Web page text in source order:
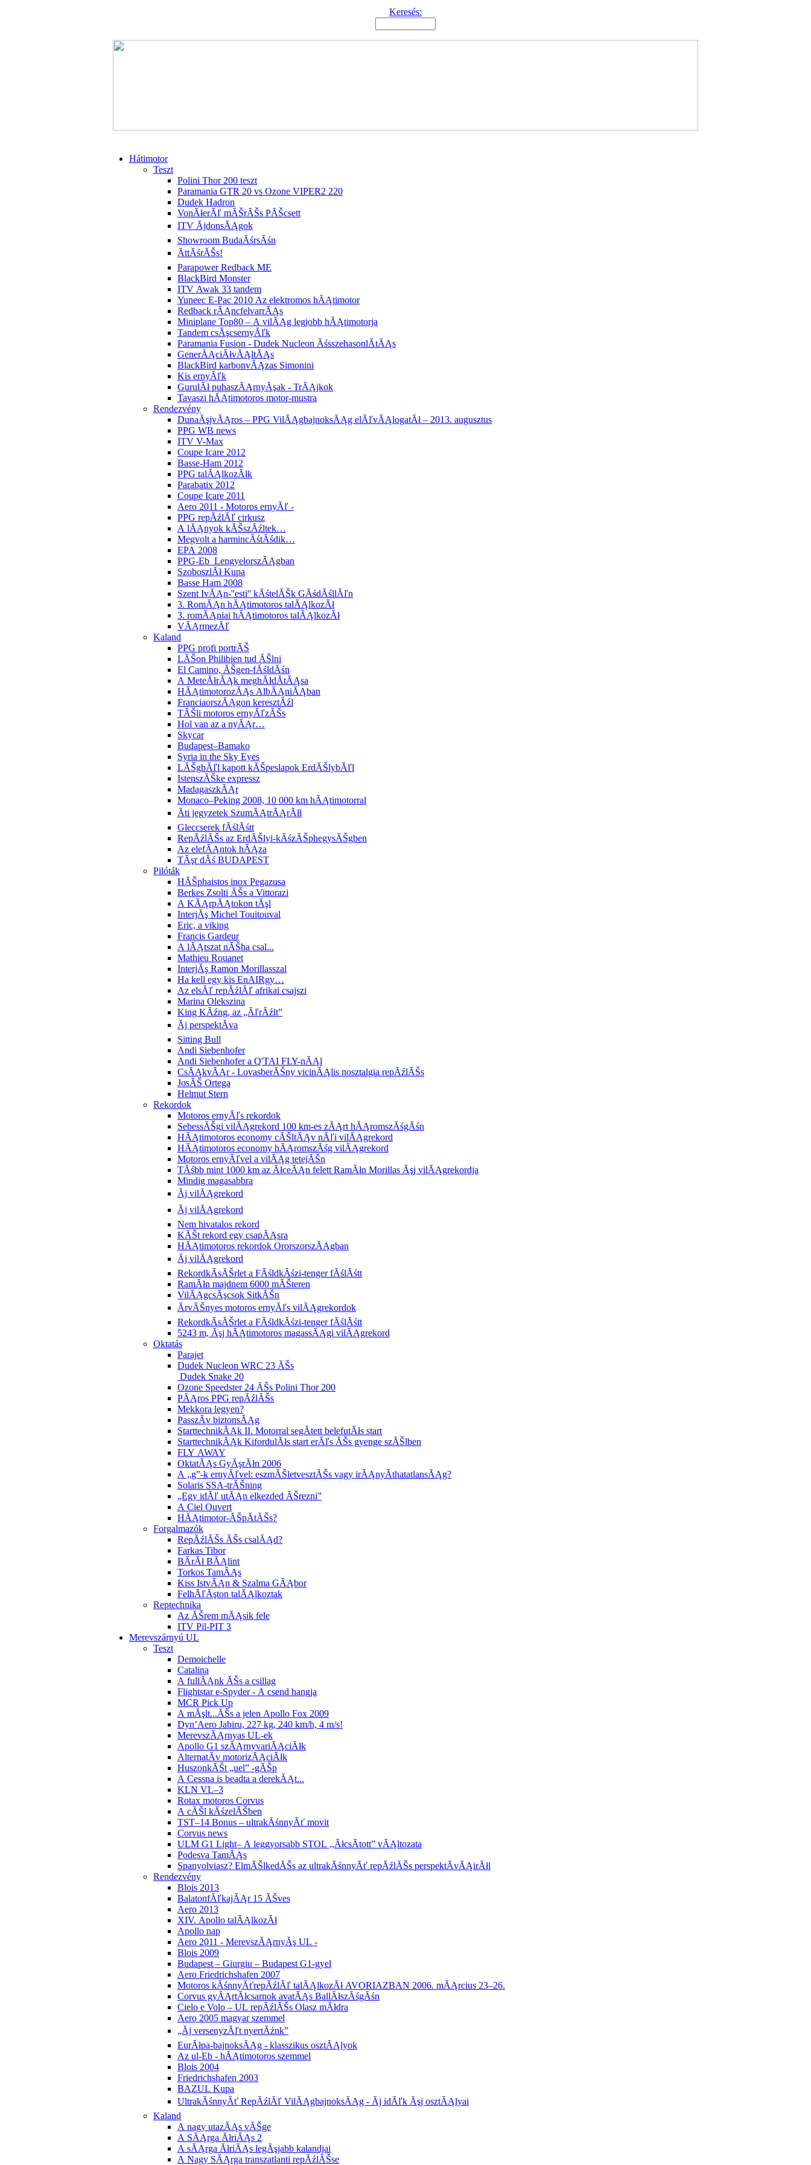
Keresés:
Hátimotor
Teszt
Polini Thor 200 teszt
Paramania GTR 20 vs Ozone VIPER2 220
Dudek Hadron
VonĂłerĂľ mĂŠrĂŠs PĂŠcsett
ITV ĂjdonsĂĄgok
Showroom BudaĂśrsĂśn
ĂttĂśrĂŠs!
Parapower Redback ME
BlackBird Monster
ITV Awak 33 tandem
Yuneec E-Pac 2010 Az elektromos hĂĄtimotor
Redback rĂĄncfelvarrĂĄs
Miniplane Top80 – A vilĂĄg legjobb hĂĄtimotorja
Tandem csĂşcsernyĂľk
Paramania Fusion - Dudek Nucleon ĂśsszehasonlĂ­tĂĄs
GenerĂĄciĂłvĂĄltĂĄs
BlackBird karbonvĂĄzas Simonini
Kis ernyĂľk
GurulĂł puhaszĂĄrnyĂşak - TrĂĄjkok
Tavaszi hĂĄtimotoros motor-mustra
Rendezvény
DunaĂşjvĂĄros – PPG VilĂĄgbajnoksĂĄg elĂľvĂĄlogatĂł – 2013. augusztus
PPG WB news
ITV V-Max
Coupe Icare 2012
Basse-Ham 2012
PPG talĂĄlkozĂłk
Parabatix 2012
Coupe Icare 2011
Aero 2011 - Motoros ernyĂľ -
PPG repĂźlĂľ cirkusz
A lĂĄnyok kĂŠszĂźltek…
Megvolt a harmincĂśtĂśdik…
EPA 2008
PPG-Eb LengyelorszĂĄgban
SzoboszlĂł Kupa
Basse Ham 2008
Szent IvĂĄn-''esti'' kĂśtelĂŠk GĂśdĂśllĂľn
3. RomĂĄn hĂĄtimotoros talĂĄlkozĂł
3. romĂĄniai hĂĄtimotoros talĂĄlkozĂł
VĂĄrmezĂľ
Kaland
PPG profi portrĂŠ
LĂŠon Philibien tud ĂŠlni
El Camino, ĂŠgen-fĂśldĂśn
A MeteĂłrĂĄk meghĂłdĂ­tĂĄsa
HĂĄtimotorozĂĄs AlbĂĄniĂĄban
FranciaorszĂĄgon keresztĂźl
TĂŠli motoros ernyĂľzĂŠs
Hol van az a nyĂĄr…
Skycar
Budapest–Bamako
Syria in the Sky Eyes
LĂŠgbĂľl kapott kĂŠpeslapok ErdĂŠlybĂľl
IstenszĂŠke expressz
MadagaszkĂĄr
Monaco–Peking 2008, 10 000 km hĂĄtimotorral
Ăti jegyzetek SzumĂĄtrĂĄrĂłl
Gleccserek fĂślĂśtt
RepĂźlĂŠs az ErdĂŠlyi-kĂśzĂŠphegysĂŠgben
Az elefĂĄntok hĂĄza
TĂşr dĂś BUDAPEST
Pilóták
HĂŠphaistos inox Pegazusa
Berkes Zsolti ĂŠs a Vittorazi
A KĂĄrpĂĄtokon tĂşl
InterjĂş Michel Touitouval
Eric, a viking
Francis Gardeur
A lĂĄtszat nĂŠha csal...
Mathieu Rouanet
InterjĂş Ramon Morillasszal
Ha kell egy kis EnAIRgy…
Az elsĂľ repĂźlĂľ afrikai csajszi
Marina Olekszina
King KĂźng, az „ĂľrĂźlt”
Ăj perspektĂ­va
Sitting Bull
Andi Siebenhofer
Andi Siebenhofer a Q'TAI FLY-nĂĄl
CsĂĄkvĂĄr - LovasberĂŠny vicinĂĄlis nosztalgia repĂźlĂŠs
JosĂŠ Ortega
Helmut Stern
Rekordok
Motoros ernyĂľs rekordok
SebessĂŠgi vilĂĄgrekord 100 km-es zĂĄrt hĂĄromszĂśgĂśn
HĂĄtimotoros economy cĂŠltĂĄv nĂľi vilĂĄgrekord
HĂĄtimotoros economy hĂĄromszĂśg vilĂĄgrekord
Motoros ernyĂľvel a vilĂĄg tetejĂŠn
TĂśbb mint 1000 km az ĂłceĂĄn felett RamĂłn Morillas Ăşj vilĂĄgrekordja
Mindig magasabbra
Ăj vilĂĄgrekord
Ăj vilĂĄgrekord
Nem hivatalos rekord
KĂŠt rekord egy csapĂĄsra
HĂĄtimotoros rekordok OrorszorszĂĄgban
Ăj vilĂĄgrekord
RekordkĂ­sĂŠrlet a FĂśldkĂśzi-tenger fĂślĂśtt
RamĂłn majdnem 6000 mĂŠteren
VilĂĄgcsĂşcsok SitkĂŠn
ĂrvĂŠnyes motoros ernyĂľs vilĂĄgrekordok
RekordkĂ­sĂŠrlet a FĂśldkĂśzi-tenger fĂślĂśtt
5243 m, Ăşj hĂĄtimotoros magassĂĄgi vilĂĄgrekord
Oktatás
Parajet
Dudek Nucleon WRC 23 ĂŠs
Dudek Snake 20
Ozone Speedster 24 ĂŠs Polini Thor 200
PĂĄros PPG repĂźlĂŠs
Mekkora legyen?
PasszĂ­v biztonsĂĄg
StarttechnikĂĄk II. Motorral segĂ­tett belefutĂłs start
StarttechnikĂĄk KifordulĂłs start erĂľs ĂŠs gyenge szĂŠlben
FLY AWAY
OktatĂĄs GyĂşrĂłn 2006
A „g”-k ernyĂľvel: eszmĂŠletvesztĂŠs vagy irĂĄnyĂ­thatatlansĂĄg?
Solaris SSA-trĂŠning
„Egy idĂľ utĂĄn elkezded ĂŠrezni”
A Ciel Ouvert
HĂĄtimotor-ĂŠpĂ­tĂŠs?
Forgalmazók
RepĂźlĂŠs ĂŠs csalĂĄd?
Farkas Tibor
BĂ­rĂł BĂĄlint
Torkos TamĂĄs
Kiss IstvĂĄn & Szalma GĂĄbor
FelhĂľĂşton talĂĄlkoztak
Reptechnika
Az ĂŠrem mĂĄsik fele
ITV Pil-PIT 3
Merevszárnyú UL
Teszt
Demoichelle
Catalina
A fullĂĄnk ĂŠs a csillag
Flightstar e-Spyder - A csend hangja
MCR Pick Up
A mĂşlt...ĂŠs a jelen Apollo Fox 2009
Dyn’Aero Jabiru, 227 kg, 240 km/h, 4 m/s!
MerevszĂĄrnyas UL-ek
Apollo G1 szĂĄrnyvariĂĄciĂłk
AlternatĂ­v motorizĂĄciĂłk
HuszonkĂŠt „uel” -gĂŠp
A Cessna is beadta a derekĂĄt...
KLN VL–3
Rotax motoros Corvus
A cĂŠl kĂśzelĂŠben
TST–14 Bonus – ultrakĂśnnyĂť movit
Corvus news
ULM G1 Light– A leggyorsabb STOL ,,ĂłcsĂ­tott” vĂĄltozata
Podesva TamĂĄs
Spanyolviasz? ElmĂŠlkedĂŠs az ultrakĂśnnyĂť repĂźlĂŠs perspektĂ­vĂĄirĂłl
Rendezvény
Blois 2013
BalatonfĂľkajĂĄr 15 ĂŠves
Aero 2013
XIV. Apollo talĂĄlkozĂł
Apollo nap
Aero 2011 - MerevszĂĄrnyĂş UL -
Blois 2009
Budapest – Giurgiu – Budapest G1-gyel
Aero Friedrichshafen 2007
Motoros kĂśnnyĂťrepĂźlĂľ talĂĄlkozĂł AVORIAZBAN 2006. mĂĄrcius 23–26.
Corvus gyĂĄrtĂłcsarnok avatĂĄs BallĂłszĂśgĂśn
Cielo e Volo – UL repĂźlĂŠs Olasz mĂłdra
Aero 2005 magyar szemmel
„Ăj versenyzĂľt nyertĂźnk”
EurĂłpa-bajnoksĂĄg - klasszikus osztĂĄlyok
Az ul-Eb - hĂĄtimotoros szemmel
Blois 2004
Friedrichshafen 2003
BAZUL Kupa
UltrakĂśnnyĂť RepĂźlĂľ VilĂĄgbajnoksĂĄg - Ăj idĂľk Ăşj osztĂĄlyai
Kaland
A nagy utazĂĄs vĂŠge
A SĂĄrga ĂłriĂĄs 2
A sĂĄrga ĂłriĂĄs legĂşjabb kalandjai
A Nagy SĂĄrga transzatlanti repĂźlĂŠse